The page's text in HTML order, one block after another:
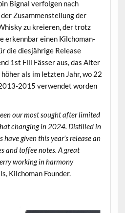
Bignal verfolgen nach
Zusammenstellung der
zu kreieren, der trotz
erkennbar einen Kilchoman-
die diesjährige Release
1st Fill Fässer aus, das Alter
als im letzten Jahr, wo 22
2015 verwendet worden
our most sought after limited
changing in 2024. Distilled in
given this year’s release an
and toffee notes. A great
working in harmony
Kilchoman Founder.